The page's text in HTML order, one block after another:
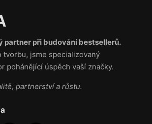
partner při budování bestsellerů.
tvorbu, jsme specializovaný
pohánějící úspěch vaší značky.
partnerství a růstu.